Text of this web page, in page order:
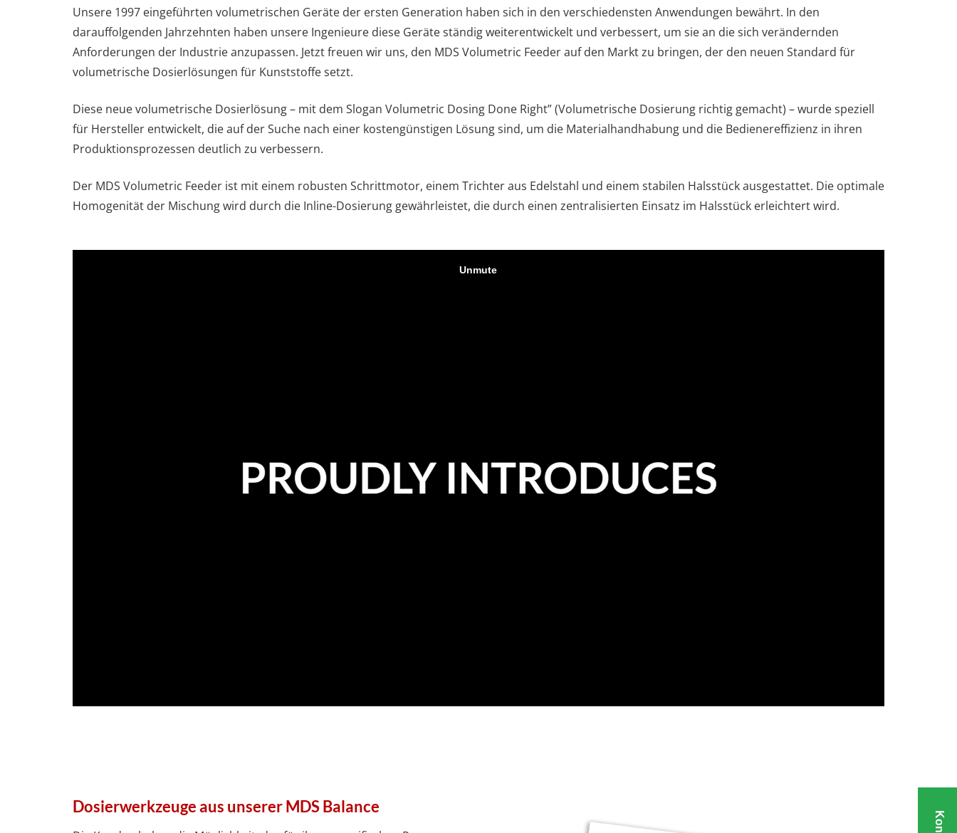
Unsere 1997 eingeführten volumetrischen Geräte der ersten Generation haben sich in den verschiedensten Anwendungen bewährt. In den
darauffolgenden Jahrzehnten haben unsere Ingenieure diese Geräte ständig weiterentwickelt und verbessert, um sie an die sich verändernden
Anforderungen der Industrie anzupassen. Jetzt freuen wir uns, den MDS Volumetric Feeder auf den Markt zu bringen, der den neuen Standard für
volumetrische Dosierlösungen für Kunststoffe setzt.
Diese neue volumetrische Dosierlösung – mit dem Slogan Volumetric Dosing Done Right” (Volumetrische Dosierung richtig gemacht) – wurde speziell
für Hersteller entwickelt, die auf der Suche nach einer kostengünstigen Lösung sind, um die Materialhandhabung und die Bedienereffizienz in ihren
Produktionsprozessen deutlich zu verbessern.
Der MDS Volumetric Feeder ist mit einem robusten Schrittmotor, einem Trichter aus Edelstahl und einem stabilen Halsstück ausgestattet. Die optimale
Homogenität der Mischung wird durch die Inline-Dosierung gewährleistet, die durch einen zentralisierten Einsatz im Halsstück erleichtert wird.
Dosierwerkzeuge aus unserer MDS Balance